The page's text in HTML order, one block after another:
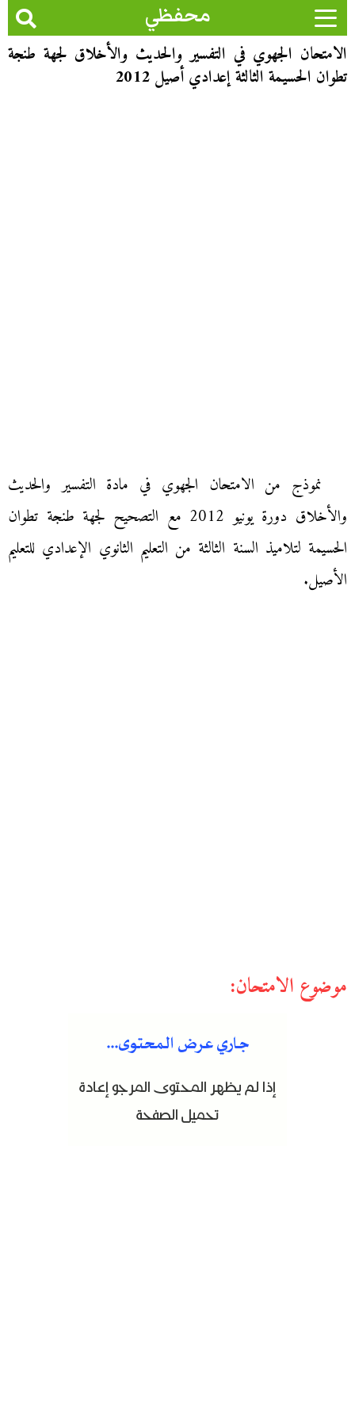
محفظي
الامتحان الجهوي في التفسير والحديث والأخلاق لجهة طنجة
تطوان الحسيمة الثالثة إعدادي أصيل 2012
نموذج من الامتحان الجهوي في مادة التفسير والحديث
والأخلاق دورة يونيو 2012 مع التصحيح لجهة طنجة تطوان
الحسيمة لتلاميذ السنة الثالثة من التعليم الثانوي الإعدادي للتعليم
الأصيل.
موضوع الامتحان: